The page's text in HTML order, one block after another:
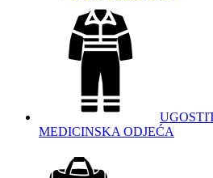
MEDICINSKA ODJEĆA